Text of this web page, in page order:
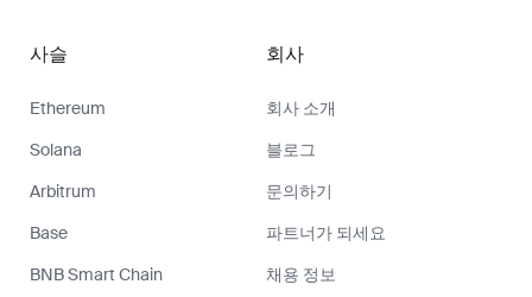
사슬
Ethereum
Solana
Arbitrum
Base
BNB Smart Chain
회사
회사 소개
블로그
문의하기
파트너가 되세요
채용 정보